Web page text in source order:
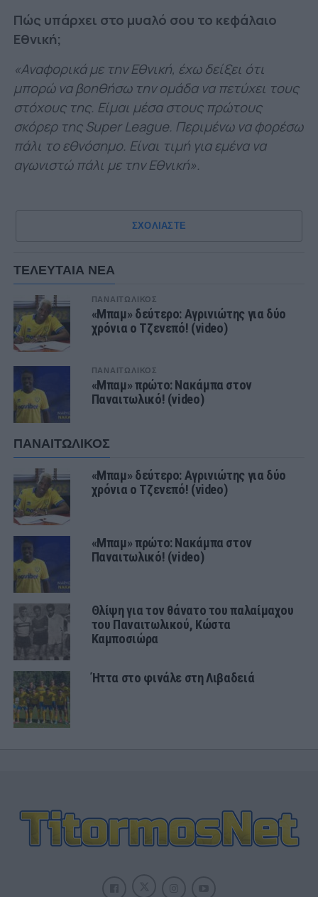
Πώς υπάρχει στο μυαλό σου το κεφάλαιο
Εθνική;
«Αναφορικά με την Εθνική, έχω δείξει ότι
μπορώ να βοηθήσω την ομάδα να πετύχει τους
στόχους της. Είμαι μέσα στους πρώτους
σκόρερ της Super League. Περιμένω να φορέσω
πάλι το εθνόσημο. Είναι τιμή για εμένα να
αγωνιστώ πάλι με την Εθνική».
ΣΧΟΛΙΑΣΤΕ
ΤΕΛΕΥΤΑΙΑ ΝΕΑ
ΠΑΝΑΙΤΩΛΙΚΟΣ
«Μπαμ» δεύτερο: Αγρινιώτης για δύο
χρόνια ο Τζενεπό! (video)
ΠΑΝΑΙΤΩΛΙΚΟΣ
«Μπαμ» πρώτο: Νακάμπα στον
Παναιτωλικό! (video)
ΠΑΝΑΙΤΩΛΙΚΟΣ
«Μπαμ» δεύτερο: Αγρινιώτης για δύο
χρόνια ο Τζενεπό! (video)
«Μπαμ» πρώτο: Νακάμπα στον
Παναιτωλικό! (video)
Θλίψη για τον θάνατο του παλαίμαχου
του Παναιτωλικού, Κώστα
Καμποσιώρα
Ήττα στο φινάλε στη Λιβαδειά